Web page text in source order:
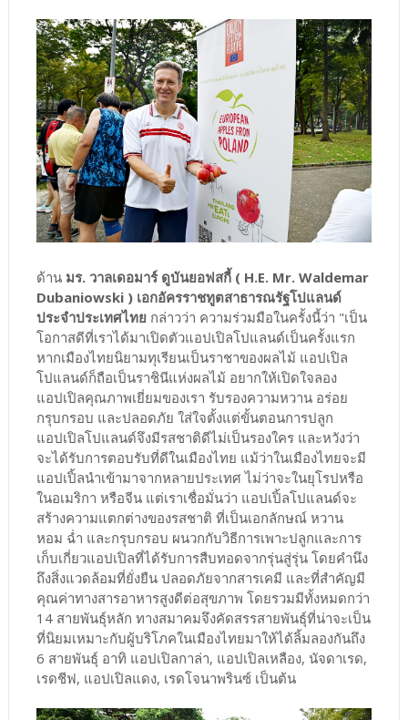
ด้านมร. วาลเดอมาร์ ดูบันยอฟสกี้ ( H.E. Mr. Waldemar
Dubaniowski ) เอกอัครราชทูตสาธารณรัฐโปแลนด์
ประจำประเทศไทย กล่าวว่า ความร่วมมือในครั้งนี้ว่า "เป็น
โอกาสดีที่เราได้มาเปิดตัวแอปเปิลโปแลนด์เป็นครั้งแรก
หากเมืองไทยนิยามทุเรียนเป็นราชาของผลไม้ แอปเปิล
โปแลนด์ก็ถือเป็นราชินีแห่งผลไม้ อยากให้เปิดใจลอง
แอปเปิลคุณภาพเยี่ยมของเรา รับรองความหวาน อร่อย
กรุบกรอบ และปลอดภัย ใส่ใจตั้งแต่ขั้นตอนการปลูก
แอปเปิลโปแลนด์จึงมีรสชาติดีไม่เป็นรองใคร และหวังว่า
จะได้รับการตอบรับที่ดีในเมืองไทย แม้ว่าในเมืองไทยจะมี
แอปเปิ้ลนำเข้ามาจากหลายประเทศ ไม่ว่าจะในยุโรปหรือ
ในอเมริกา หรือจีน แต่เราเชื่อมั่นว่า แอปเปิ้ลโปแลนด์จะ
สร้างความแตกต่างของรสชาติ ที่เป็นเอกลักษณ์ หวาน
หอม ฉ่ำ และกรุบกรอบ ผนวกกับวิธีการเพาะปลูกและการ
เก็บเกี่ยวแอปเปิลที่ได้รับการสืบทอดจากรุ่นสู่รุ่น โดยคำนึง
ถึงสิ่งแวดล้อมที่ยั่งยืน ปลอดภัยจากสารเคมี และที่สำคัญมี
คุณค่าทางสารอาหารสูงดีต่อสุขภาพ โดยรวมมีทั้งหมดกว่า
14 สายพันธุ์หลัก ทางสมาคมจึงคัดสรรสายพันธุ์ที่น่าจะเป็น
ที่นิยมเหมาะกับผู้บริโภคในเมืองไทยมาให้ได้ลิ้มลองกันถึง
6 สายพันธุ์ อาทิ แอปเปิลกาล่า, แอปเปิลเหลือง, นัจดาเรด,
เรดชีฟ, แอปเปิลแดง, เรดโจนาพรินซ์ เป็นต้น